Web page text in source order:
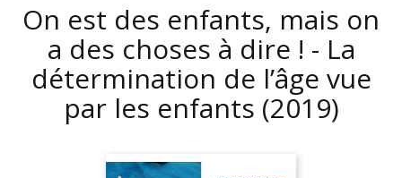
On est des enfants, mais on
a des choses à dire ! - La
détermination de l’âge vue
par les enfants (2019)